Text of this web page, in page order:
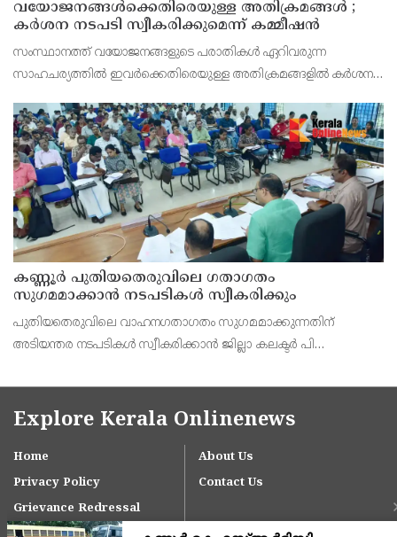
വയോജനങ്ങൾക്കെതിരെയുള്ള അതിക്രമങ്ങൾ ;
കർശന നടപടി സ്വീകരിക്കുമെന്ന് കമ്മീഷൻ
സംസ്ഥാനത്ത് വയോജനങ്ങളുടെ പരാതികൾ ഏറിവരുന്ന
സാഹചര്യത്തിൽ ഇവർക്കെതിരെയുള്ള അതിക്രമങ്ങളിൽ കർശന
കെ. സോമപ്രസാദ്.
കണ്ണൂർ പുതിയതെരുവിലെ ഗതാഗതം
സുഗമമാക്കാന്‍ നടപടികള്‍ സ്വീകരിക്കും
പുതിയതെരുവിലെ വാഹനഗതാഗതം സുഗമമാക്കുന്നതിന്
അടിയന്തര നടപടികള്‍ സ്വീകരിക്കാന്‍ ജില്ലാ കലക്ടര്‍ പി
Explore Kerala Onlinenews
Home
About Us
Privacy Policy
Contact Us
Grievance Redressal